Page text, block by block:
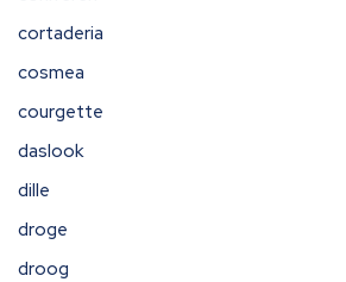
cortaderia
cosmea
courgette
daslook
dille
droge
droog